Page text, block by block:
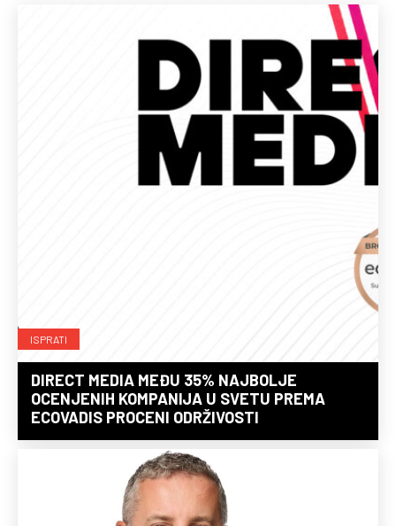
ISPRATI
DIRECT MEDIA MEĐU 35% NAJBOLJE
OCENJENIH KOMPANIJA U SVETU PREMA
ECOVADIS PROCENI ODRŽIVOSTI